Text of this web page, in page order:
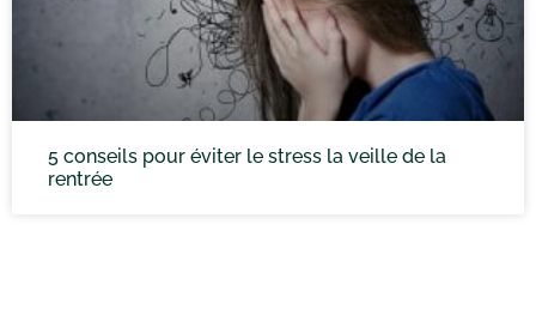
5 conseils pour éviter le stress la veille de la
rentrée